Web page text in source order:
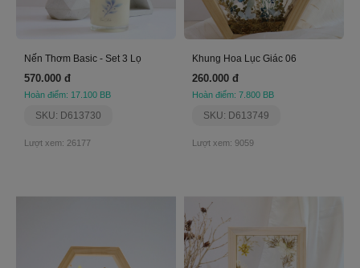
Nến Thơm Basic - Set 3 Lọ
570.000 đ
Hoàn điểm: 17.100 BB
SKU: D613730
Lượt xem: 26177
Khung Hoa Lục Giác 06
260.000 đ
Hoàn điểm: 7.800 BB
SKU: D613749
Lượt xem: 9059